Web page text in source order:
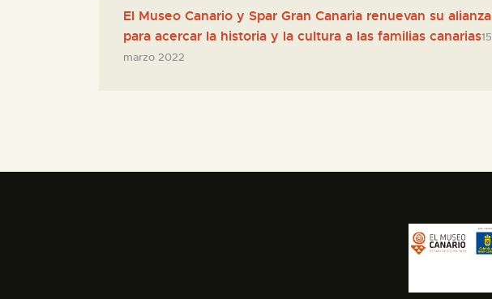
El Museo Canario y Spar Gran Canaria renuevan su alianza
para acercar la historia y la cultura a las familias canarias15
marzo 2022